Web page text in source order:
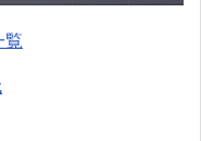
覧